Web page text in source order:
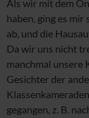
Als wir mit dem
haben, ging es mir
ab, und die
Da wir uns nicht
manchmal unsere
Gesichter der
gegangen, z. B.